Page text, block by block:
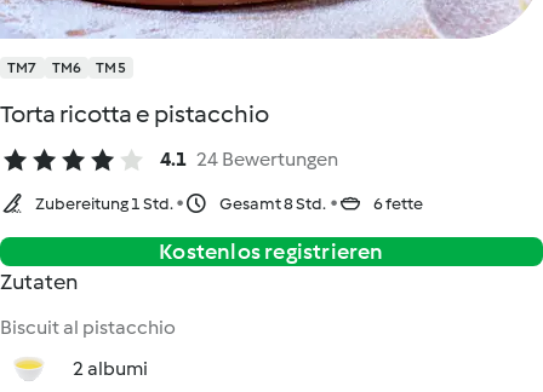
TM7 TM6 TM5
Torta ricotta e pistacchio
4.1 24 Bewertungen
Zubereitung 1 Std. Gesamt 8 Std. 6 fette
Kostenlos registrieren
Zutaten
Biscuit al pistacchio
2 albumi